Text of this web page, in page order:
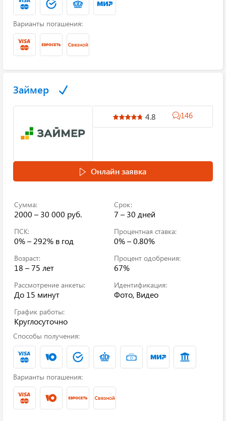
Варианты погашения:
Займер
4.8 146
Онлайн заявка
Сумма:
2000 – 30 000 руб.
Срок:
7 – 30 дней
ПСК:
0% – 292% в год
Процентная ставка:
0% – 0.80%
Возраст:
18 – 75 лет
Процент одобрения:
67%
Рассмотрение анкеты:
До 15 минут
Идентификация:
Фото, Видео
График работы:
Круглосуточно
Способы получения:
Варианты погашения: